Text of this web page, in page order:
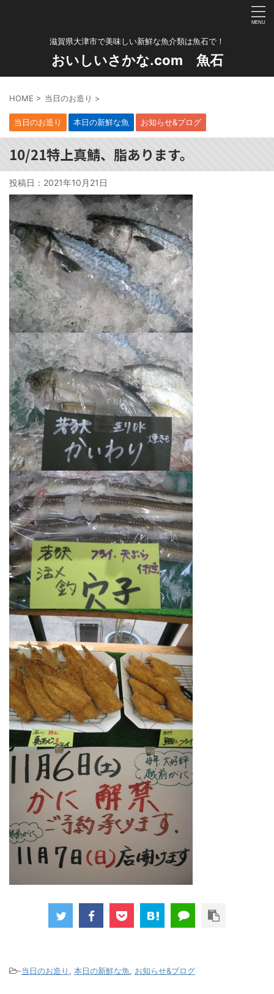
滋賀県大津市で美味しい新鮮な魚介類は魚石で！
おいしいさかな.com 魚石
HOME > 当日のお造り >
当日のお造り 本日の新鮮な魚 お知らせ&ブログ
10/21特上真鯖、脂あります。
投稿日： 2021年10月21日
-当日のお造り , 本日の新鮮な魚, お知らせ&ブログ